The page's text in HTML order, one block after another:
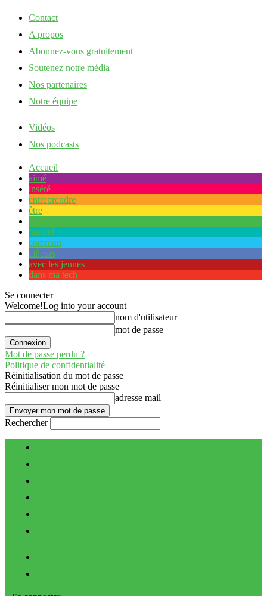
Contact
A propos
Abonnez-vous gratuitement
Soutenez notre média
Nos partenaires
Notre équipe
Vidéos
Nos podcasts
Accueil
aimé
inséré
entreprendre
être
naturel
commun
ailleurs
avec les jeunes
dans ma tech
Se connecter
Welcome!Log into your account
nom d'utilisateur
mot de passe
Mot de passe perdu ?
Politique de confidentialité
Réinitialisation du mot de passe
Réinitialiser mon mot de passe
adresse mail
Rechercher